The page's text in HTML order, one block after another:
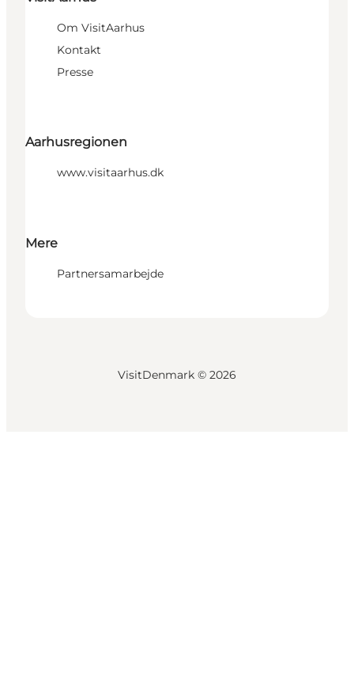
Om VisitAarhus
Kontakt
Presse
Aarhusregionen
www.visitaarhus.dk
Mere
Partnersamarbejde
VisitDenmark © 2026